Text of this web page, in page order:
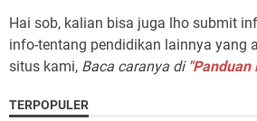
Hai sob, kalian bisa juga lho submit
info-tentang pendidikan lainnya yang
situs kami, Baca caranya di "Panduan
TERPOPULER